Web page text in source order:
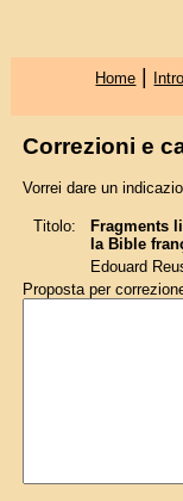
Home |
Correzioni e
Vorrei dare un
Titolo:
Fragments
la Bible
Edouard
Proposta per